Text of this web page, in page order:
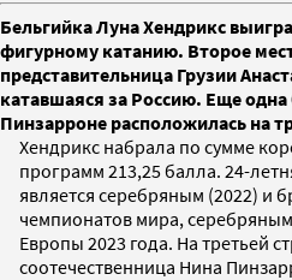
Бельгийка Луна Хендрикс
фигурному катанию. Второе
представительница Грузии
катавшаяся за Россию. Еще
Пинзарроне расположилась на
Хендрикс набрала по сумме
программ 213,25 балла. 24-
является серебряным (2022) и
чемпионатов мира,
Европы 2023 года. На третьей
соотечественница Нина